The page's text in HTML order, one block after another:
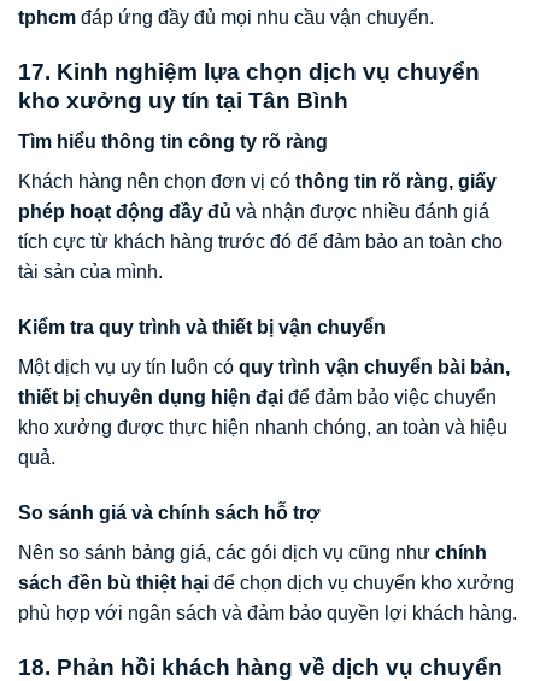
tphcm đáp ứng đầy đủ mọi nhu cầu vận chuyển.
17. Kinh nghiệm lựa chọn dịch vụ chuyển
kho xưởng uy tín tại Tân Bình
Tìm hiểu thông tin công ty rõ ràng
Khách hàng nên chọn đơn vị có thông tin rõ ràng, giấy
phép hoạt động đầy đủ và nhận được nhiều đánh giá
tích cực từ khách hàng trước đó để đảm bảo an toàn cho
tài sản của mình.
Kiểm tra quy trình và thiết bị vận chuyển
Một dịch vụ uy tín luôn có quy trình vận chuyển bài bản,
thiết bị chuyên dụng hiện đại để đảm bảo việc chuyển
kho xưởng được thực hiện nhanh chóng, an toàn và hiệu
quả.
So sánh giá và chính sách hỗ trợ
Nên so sánh bảng giá, các gói dịch vụ cũng như chính
sách đền bù thiệt hại để chọn dịch vụ chuyển kho xưởng
phù hợp với ngân sách và đảm bảo quyền lợi khách hàng.
18. Phản hồi khách hàng về dịch vụ chuyển